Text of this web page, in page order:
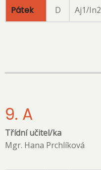
Pátek D Aj1/In2
9. A
Třídní učitel/ka
Mgr. Hana Prchlíková